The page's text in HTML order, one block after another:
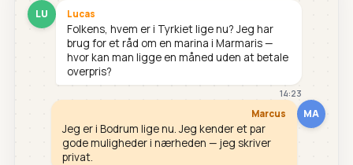
LU Lucas
Folkens, hvem er i Tyrkiet lige nu? Jeg har
brug for et råd om en marina i Marmaris —
hvor kan man ligge en måned uden at betale
overpris?
14:23
MA
Marcus
Jeg er i Bodrum lige nu. Jeg kender et par
gode muligheder i nærheden — jeg skriver
privat.